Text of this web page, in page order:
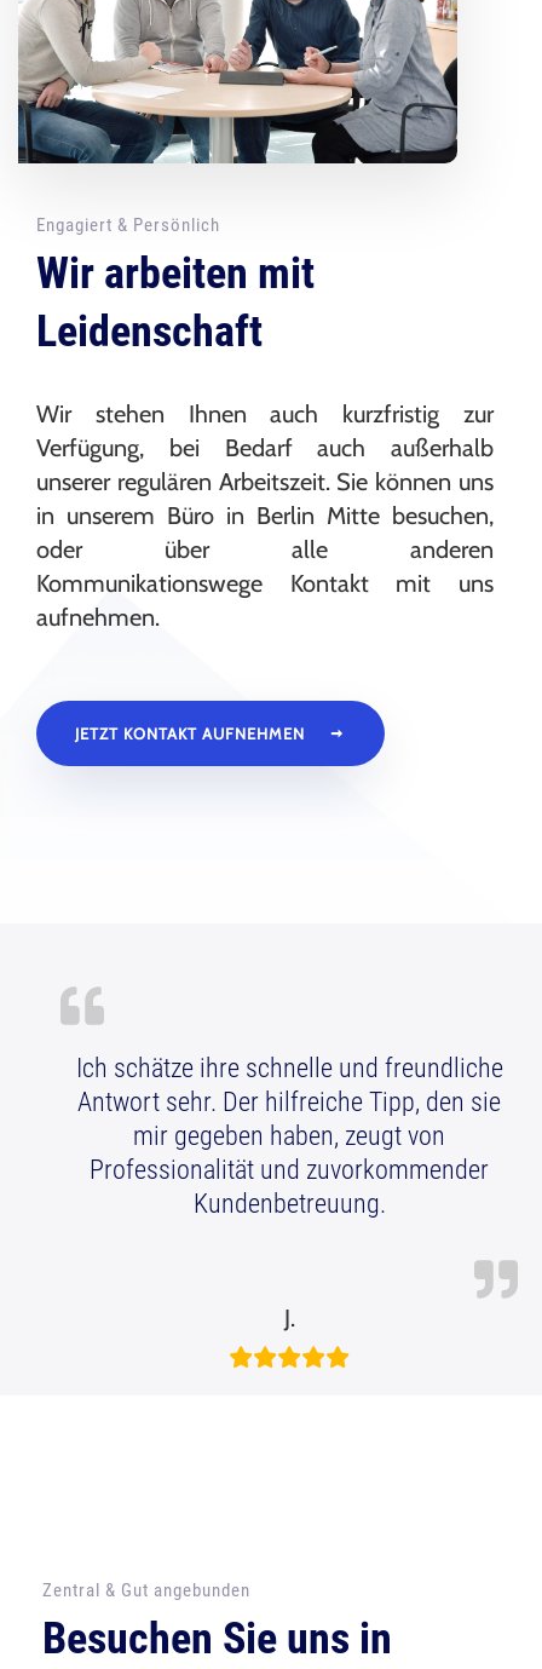
Engagiert & Persönlich
Wir arbeiten mit
Leidenschaft
Wir stehen Ihnen auch kurzfristig zur
Verfügung, bei Bedarf auch außerhalb
unserer regulären Arbeitszeit. Sie können uns
in unserem Büro in Berlin Mitte besuchen,
oder über alle anderen
Kommunikationswege Kontakt mit uns
aufnehmen.
JETZT KONTAKT AUFNEHMEN
Ich schätze ihre schnelle und freundliche
Antwort sehr. Der hilfreiche Tipp, den sie
mir gegeben haben, zeugt von
Professionalität und zuvorkommender
Kundenbetreuung.
J.
Zentral & Gut angebunden
Besuchen Sie uns in